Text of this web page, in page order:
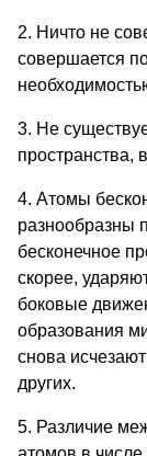
2. Ничто не
совершается
3. Не
пространства,
4. Атомы
разнообразны
бесконечное
скорее,
боковые
образования
снова
других.
5. Различие